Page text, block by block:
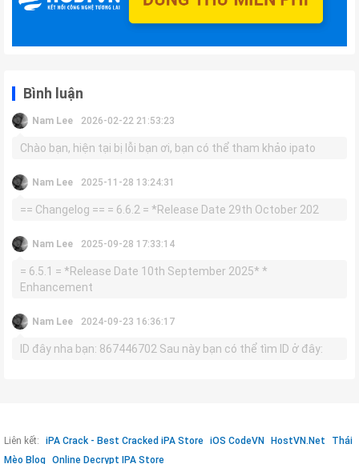
Bình luận
Nam Lee 2026-02-22 21:53:23
Chào bạn, hiện tại bị lỗi bạn ơi, bạn có thể tham khảo ipato
Nam Lee 2025-11-28 13:24:31
== Changelog == = 6.6.2 = *Release Date 29th October 202
Nam Lee 2025-09-28 17:33:14
= 6.5.1 = *Release Date 10th September 2025* *
Enhancement
Nam Lee 2024-09-23 16:36:17
ID đây nha bạn: 867446702 Sau này bạn có thể tìm ID ở đây:
Liên kết: iPA Crack - Best Cracked iPA Store iOS CodeVN HostVN.Net
Thái
Mèo Blog Online Decrypt IPA Store